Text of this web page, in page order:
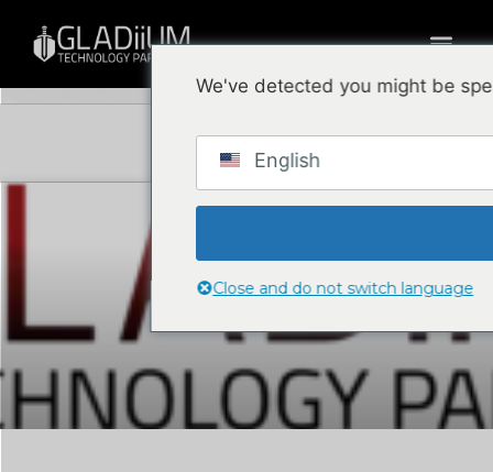
Blog We've detected you might be
English
Close and do not switch language